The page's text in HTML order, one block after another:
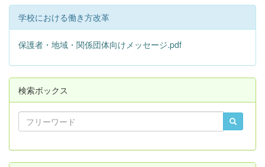
学校における働き方改革
保護者・地域・関係団体向けメッセージ.pdf
検索ボックス